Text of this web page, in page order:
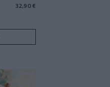
32,90 €